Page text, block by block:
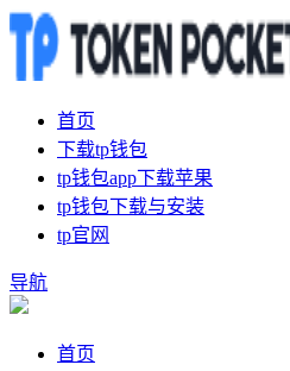
首页
下载tp钱包
tp钱包app下载苹果
tp钱包下载与安装
tp官网
导航
首页